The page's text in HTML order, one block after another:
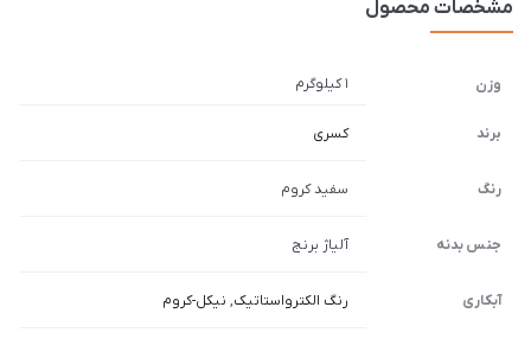
مشخصات محصول
وزن 1 کیلوگرم
برند کسری
رنگ سفید کروم
جنس بدنه آلیاژ برنج
آبکاری رنگ الکترواستاتیک, نیکل-کروم